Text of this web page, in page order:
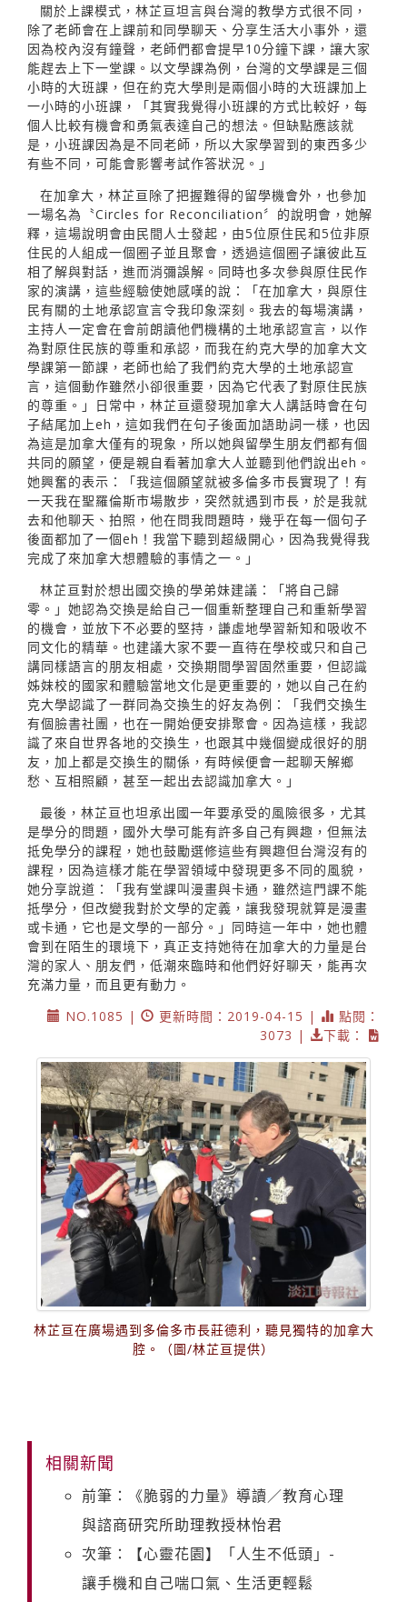
關於上課模式，林芷亘坦言與台灣的教學方式很不同，
除了老師會在上課前和同學聊天、分享生活大小事外，還
因為校內沒有鐘聲，老師們都會提早10分鐘下課，讓大家
能趕去上下一堂課。以文學課為例，台灣的文學課是三個
小時的大班課，但在約克大學則是兩個小時的大班課加上
一小時的小班課，「其實我覺得小班課的方式比較好，每
個人比較有機會和勇氣表達自己的想法。但缺點應該就
是，小班課因為是不同老師，所以大家學習到的東西多少
有些不同，可能會影響考試作答狀況。」
在加拿大，林芷亘除了把握難得的留學機會外，也參加
一場名為〝Circles for Reconciliation〞的說明會，她解
釋，這場說明會由民間人士發起，由5位原住民和5位非原
住民的人組成一個圈子並且聚會，透過這個圈子讓彼此互
相了解與對話，進而消彌誤解。同時也多次參與原住民作
家的演講，這些經驗使她感嘆的說：「在加拿大，與原住
民有關的土地承認宣言令我印象深刻。我去的每場演講，
主持人一定會在會前朗讀他們機構的土地承認宣言，以作
為對原住民族的尊重和承認，而我在約克大學的加拿大文
學課第一節課，老師也給了我們約克大學的土地承認宣
言，這個動作雖然小卻很重要，因為它代表了對原住民族
的尊重。」日常中，林芷亘還發現加拿大人講話時會在句
子結尾加上eh，這如我們在句子後面加語助詞一樣，也因
為這是加拿大僅有的現象，所以她與留學生朋友們都有個
共同的願望，便是親自看著加拿大人並聽到他們說出eh。
她興奮的表示：「我這個願望就被多倫多市長實現了！有
一天我在聖羅倫斯市場散步，突然就遇到市長，於是我就
去和他聊天、拍照，他在問我問題時，幾乎在每一個句子
後面都加了一個eh！我當下聽到超級開心，因為我覺得我
完成了來加拿大想體驗的事情之一。」
林芷亘對於想出國交換的學弟妹建議：「將自己歸
零。」她認為交換是給自己一個重新整理自己和重新學習
的機會，並放下不必要的堅持，謙虛地學習新知和吸收不
同文化的精華。也建議大家不要一直待在學校或只和自己
講同樣語言的朋友相處，交換期間學習固然重要，但認識
姊妹校的國家和體驗當地文化是更重要的，她以自己在約
克大學認識了一群同為交換生的好友為例：「我們交換生
有個臉書社團，也在一開始便安排聚會。因為這樣，我認
識了來自世界各地的交換生，也跟其中幾個變成很好的朋
友，加上都是交換生的關係，有時候便會一起聊天解鄉
愁、互相照顧，甚至一起出去認識加拿大。」
最後，林芷亘也坦承出國一年要承受的風險很多，尤其
是學分的問題，國外大學可能有許多自己有興趣，但無法
抵免學分的課程，她也鼓勵選修這些有興趣但台灣沒有的
課程，因為這樣才能在學習領域中發現更多不同的風貌，
她分享說道：「我有堂課叫漫畫與卡通，雖然這門課不能
抵學分，但改變我對於文學的定義，讓我發現就算是漫畫
或卡通，它也是文學的一部分。」同時這一年中，她也體
會到在陌生的環境下，真正支持她待在加拿大的力量是台
灣的家人、朋友們，低潮來臨時和他們好好聊天，能再次
充滿力量，而且更有動力。
NO.1085 |
更新時間：2019-04-15 |
點閱：
3073 |
下載：
林芷亘在廣場遇到多倫多市長莊德利，聽見獨特的加拿大
腔。（圖∕林芷亘提供）
相關新聞
前筆：《脆弱的力量》導讀／教育心理
與諮商研究所助理教授林怡君
次筆：【心靈花園】「人生不低頭」-
讓手機和自己喘口氣、生活更輕鬆